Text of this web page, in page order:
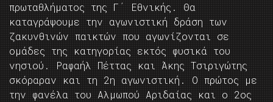
πρωταθλήματος της Γ΄ Εθνικής. Θα
καταγράψουμε την αγωνιστική δράση των
ζακυνθινών παικτών που αγωνίζονται σε
ομάδες της κατηγορίας εκτός φυσικά του
νησιού. Ραφαήλ Πέττας και Άκης Τσιριγώτης
σκόραραν και τη 2η αγωνιστική. Ο πρώτος με
την φανέλα του Αλμωπού Αριδαίας και ο 2ος